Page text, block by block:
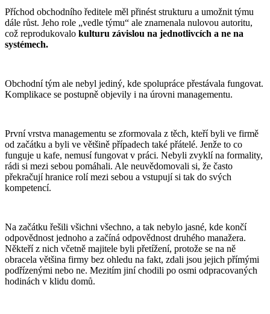
Příchod obchodního ředitele měl přinést strukturu a umožnit týmu
dále růst. Jeho role „vedle týmu“ ale znamenala nulovou autoritu,
což reprodukovalo kulturu závislou na jednotlivcích a ne na
systémech.
Obchodní tým ale nebyl jediný, kde spolupráce přestávala fungovat.
Komplikace se postupně objevily i na úrovni managementu.
První vrstva managementu se zformovala z těch, kteří byli ve firmě
od začátku a byli ve většině případech také přátelé. Jenže to co
funguje u kafe, nemusí fungovat v práci. Nebyli zvyklí na formality,
rádi si mezi sebou pomáhali. Ale neuvědomovali si, že často
překračují hranice rolí mezi sebou a vstupují si tak do svých
kompetencí.
Na začátku řešili všichni všechno, a tak nebylo jasné, kde končí
odpovědnost jednoho a začíná odpovědnost druhého manažera.
Někteří z nich včetně majitele byli přetížení, protože se na ně
obracela většina firmy bez ohledu na fakt, zdali jsou jejich přímými
podřízenými nebo ne. Mezitím jiní chodili po osmi odpracovaných
hodinách v klidu domů.